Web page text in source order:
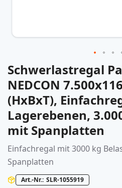
Zum
Anfang
der
Bildergalerie
springen
Schwerlastregal
NEDCON
(HxBxT),
Lagerebenen,
mit Spanplatten
Einfachregal mit 3000 kg
Spanplatten
Art.-Nr. SLR-1055919